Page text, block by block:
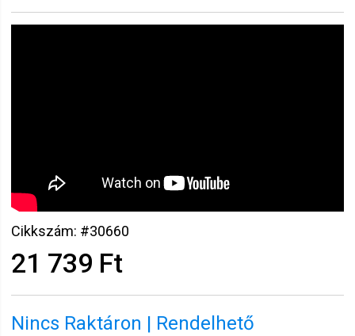
Cikkszám: #30660
21 739 Ft
Nincs Raktáron | Rendelhető